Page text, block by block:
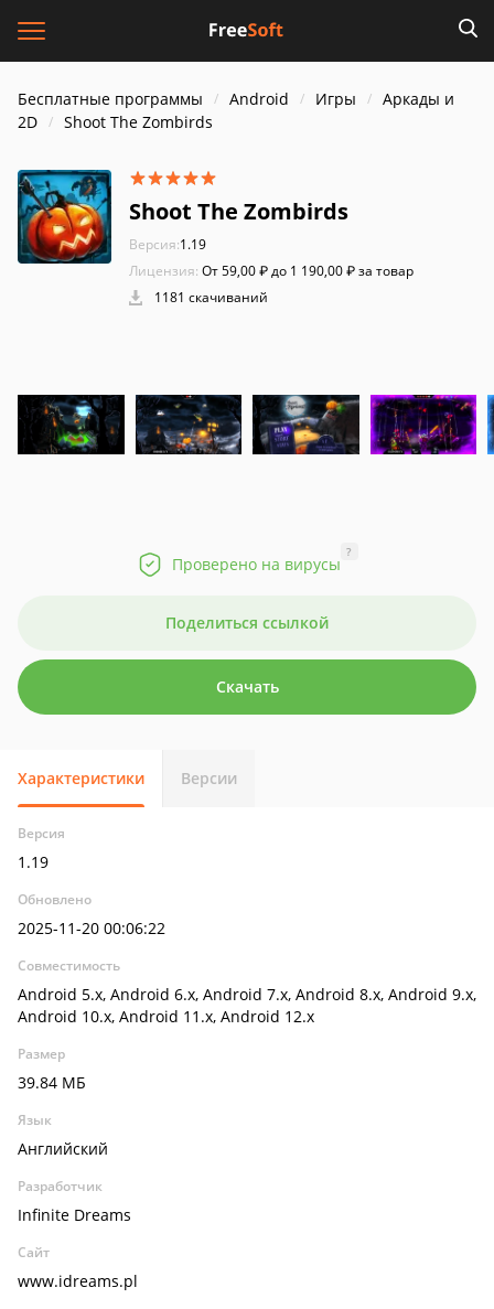
Бесплатные программы Android Игры
Аркады и
2D
Shoot The Zombirds
Shoot The Zombirds
Версия:1.19
Лицензия: От 59,00 ₽ до 1 190,00 ₽ за товар
1181 скачиваний
Проверено на вирусы
?
Поделиться ссылкой
Скачать
Характеристики Версии
Версия
1.19
Обновлено
2025-11-20 00:06:22
Совместимость
Android 5.x, Android 6.x, Android 7.x, Android 8.x, Android 9.x,
Android 10.x, Android 11.x, Android 12.x
Размер
39.84 МБ
Язык
Английский
Разработчик
Infinite Dreams
Сайт
www.idreams.pl